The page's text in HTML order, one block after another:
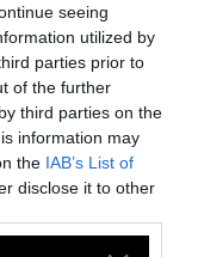
seeing
utilized by
parties prior to
of the further
third parties on the
information may
the IAB’s List of
disclose it to other
το σκότος.
άνθρωποι»
αστοί- μας
το πάν.
μια
Θα είναι,